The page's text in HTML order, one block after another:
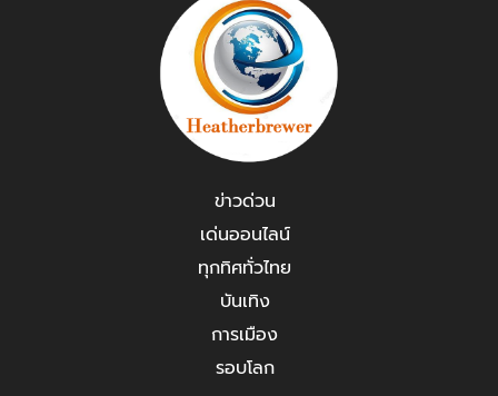
ข่าวด่วน
เด่นออนไลน์
ทุกทิศทั่วไทย
บันเทิง
การเมือง
รอบโลก